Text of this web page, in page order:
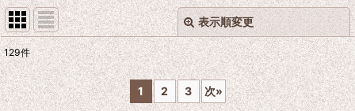
表示順変更
表示数:
在庫あり
閉じる
129件
1 2 3 次»